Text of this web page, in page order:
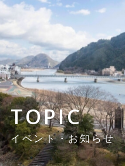
TOPIC
イベント・お知らせ